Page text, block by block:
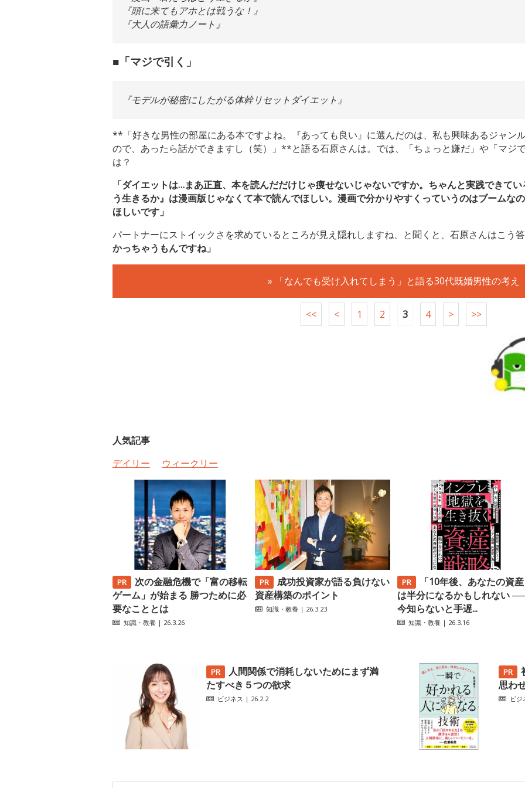
『頭に来てもアホとは戦うな！』
『大人の語彙力ノート』
■「マジで引く」
『モデルが秘密にしたがる体幹リセットダイエット』
**「好きな男性の部屋にある本ですよね。『あっても良い』に選んだのは、私も興味あるジャン
ので、あったら話ができますし（笑）」**と語る石原さんは。では、「ちょっと嫌だ」や「マジ
は？
「ダイエットは…まあ正直、本を読んだだけじゃ痩せないじゃないですか。ちゃんと実践できて
う生きるか』は漫画版じゃなくて本で読んでほしい。漫画で分かりやすくっていうのはブームな
ほしいです」
パートナーにストイックさを求めているところが見え隠れしますね、と聞くと、石原さんはこう
かっちゃうもんですね」
» 「なんでも受け入れてしまう」と語る30代既婚男性の考え
<< < 1 2 3 4 > >>
人気記事
デイリー
ウィークリー
次の金融危機で「富の移転
ゲーム」が始まる 勝つために必
要なこととは
知識・教養 | 26.3.26
成功投資家が語る負けない
資産構築のポイント
知識・教養 | 26.3.23
「10年後、あなたの資産
は半分になるかもしれない ──
今知らないと手遅...
知識・教養 | 26.3.16
人間関係で消耗しないためにまず満
たすべき５つの欲求
ビジネス | 26.2.2
思わ
ビジ